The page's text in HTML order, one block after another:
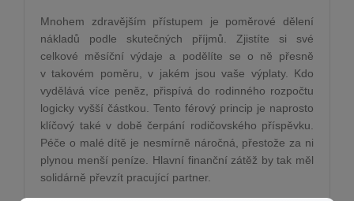
Mnohem zdravějším přístupem je poměrové dělení
nákladů podle skutečných příjmů. Zjistíte si své
celkové měsíční výdaje a podělíte se o ně přesně
v takovém poměru, v jakém jsou vaše výplaty. Kdo
vydělává více peněz, přispívá do rodinného rozpočtu
logicky vyšší částkou. Tento férový princip je naprosto
klíčový také v době čerpání rodičovského příspěvku.
Péče o malé dítě je nesmírně náročná, přestože za ni
plynou menší peníze. Hlavní finanční zátěž by tak měl
solidárně převzít pracující partner.